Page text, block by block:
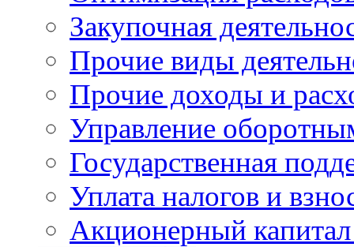
Закупочная
Прочие виды
Прочие доходы и
Управление
Государственная
Уплата налогов и
Акционерный